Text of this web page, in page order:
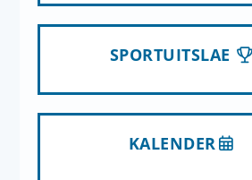
SPORTUITSLAE
KALENDER